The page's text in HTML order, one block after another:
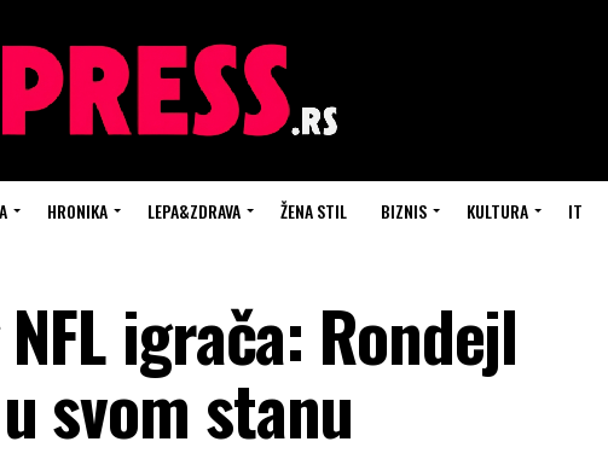
HRONIKA LEPA&ZDRAVA ŽENA STIL BIZNIS KULTURA IT
igrača: Rondejl
svom stanu